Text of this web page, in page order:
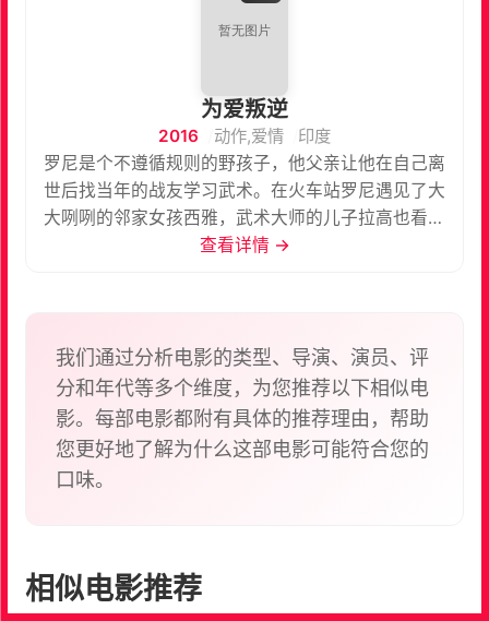
为爱叛逆
2016 动作,爱情
印度
罗尼是个不遵循规则的野孩子，他父亲让他在自己离
世后找当年的战友学习武术。在火车站罗尼遇见了大
大咧咧的邻家女孩西雅，武术大师的儿子拉高也看上
了在雨中起舞的西雅。一边是拉高用金钱买通了西雅
查看详情 →
我们通过分析电影的类型、导演、演员、评
分和年代等多个维度，为您推荐以下相似电
影。每部电影都附有具体的推荐理由，帮助
您更好地了解为什么这部电影可能符合您的
口味。
相似电影推荐